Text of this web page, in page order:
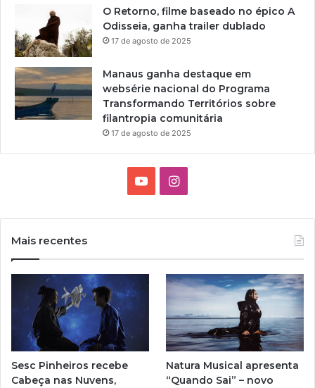
O Retorno, filme baseado no épico A
Odisseia, ganha trailer dublado
17 de agosto de 2025
Manaus ganha destaque em
websérie nacional do Programa
Transformando Territórios sobre
filantropia comunitária
17 de agosto de 2025
e
I
g
r
a
Mais recentes
Sesc Pinheiros recebe
Cabeça nas Nuvens,
Natura Musical apresenta
“Quando Sai” – novo